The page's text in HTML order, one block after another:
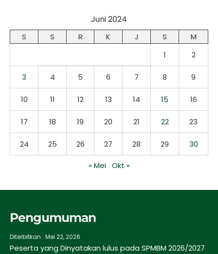
Juni 2024
S S R K J S
M
1
2
3 4 5 6 7 8 9
10 11 12 13 14 15 16
17 18 19 20 21 22 23
24 25 26 27 28 29 30
« Mei Okt »
Pengumuman
Diterbitkan : Mei 22, 2026
Peserta yang Dinyatakan lulus pada SPMBM 2026/2027